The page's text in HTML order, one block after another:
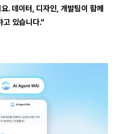
. 데이터, 디자인, 개발팀이 함께
고 있습니다.”